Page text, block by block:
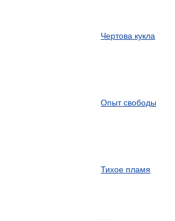
Чертова кукла
Опыт свободы
Тихое пламя